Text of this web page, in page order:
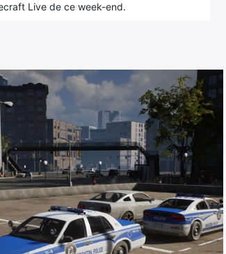
Live de ce week-end.